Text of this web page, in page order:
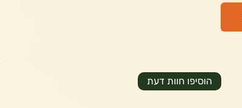
הוסיפו חוות דעת